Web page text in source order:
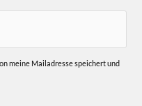
meine Mailadresse speichert und